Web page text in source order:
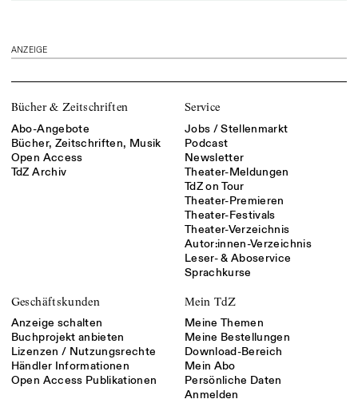
ANZEIGE
Bücher & Zeitschriften
Abo-Angebote
Bücher, Zeitschriften, Musik
Open Access
TdZ Archiv
Service
Jobs / Stellenmarkt
Podcast
Newsletter
Theater-Meldungen
TdZ on Tour
Theater-Premieren
Theater-Festivals
Theater-Verzeichnis
Autor:innen-Verzeichnis
Leser- & Aboservice
Sprachkurse
Geschäftskunden
Anzeige schalten
Buchprojekt anbieten
Lizenzen / Nutzungsrechte
Händler Informationen
Open Access Publikationen
Mein TdZ
Meine Themen
Meine Bestellungen
Download-Bereich
Mein Abo
Persönliche Daten
Anmelden